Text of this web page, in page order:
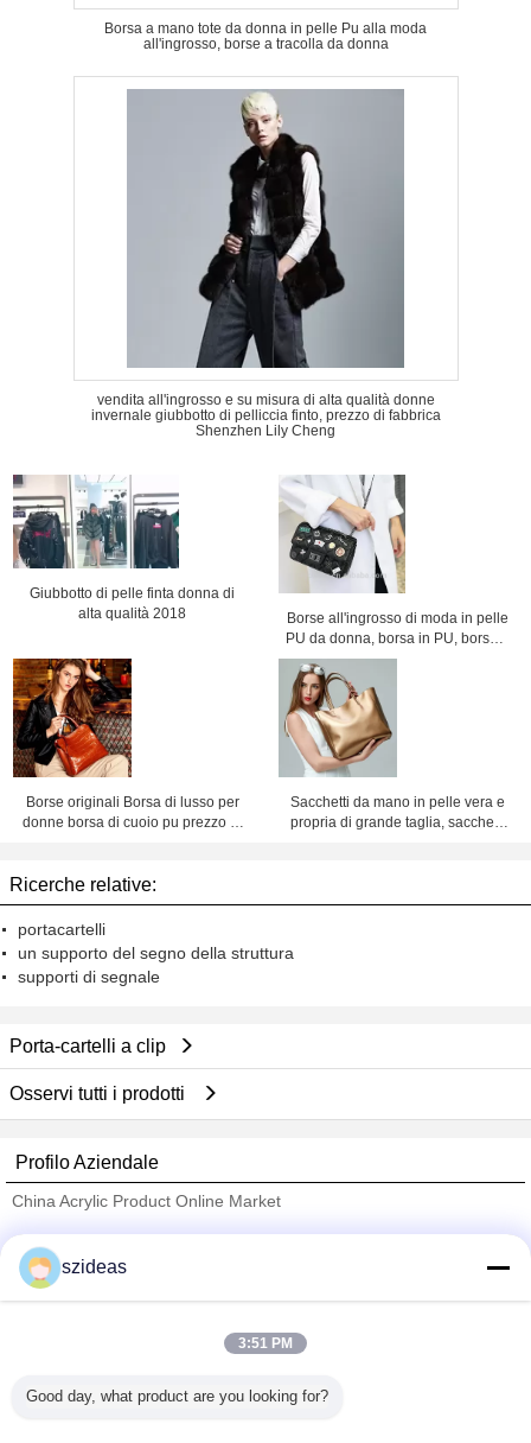
Borsa a mano tote da donna in pelle Pu alla moda
all'ingrosso, borse a tracolla da donna
vendita all'ingrosso e su misura di alta qualità donne
invernale giubbotto di pelliccia finto, prezzo di fabbrica
Shenzhen Lily Cheng
Giubbotto di pelle finta donna di
alta qualità 2018
Borse all'ingrosso di moda in pelle
PU da donna, borsa in PU, borsa a
catena, borsa a tracolla, prezzo di
fabbrica Shenzhen Lily Cheng
Borse originali Borsa di lusso per
donne borsa di cuoio pu prezzo di
Sacchetti da mano in pelle vera e
propria di grande taglia, sacchetti
Ricerche relative:
portacartelli
un supporto del segno della struttura
supporti di segnale
Porta-cartelli a clip
Osservi tutti i prodotti
Profilo Aziendale
China Acrylic Product Online Market
Trust Seal
Tutti i prodotti
szideas
3:51 PM
Good day, what product are you looking for?